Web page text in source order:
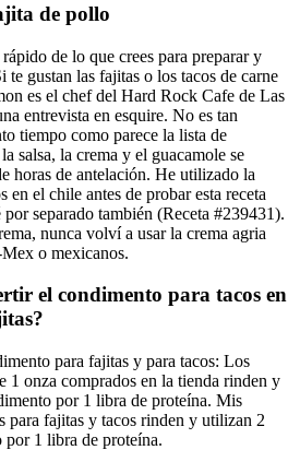
de pollo
de lo que crees para preparar y
te gustan las fajitas o los tacos de carne
es el chef del Hard Rock Cafe de Las
entrevista en esquire. No es tan
tiempo como parece la lista de
salsa, la crema y el guacamole se
horas de antelación. He utilizado la
en el chile antes de probar esta receta
separado también (Receta #239431).
nunca volví a usar la crema agria
o mexicanos.
el condimento para tacos en
para fajitas y para tacos: Los
1 onza comprados en la tienda rinden y
por 1 libra de proteína. Mis
para fajitas y tacos rinden y utilizan 2
por 1 libra de proteína.